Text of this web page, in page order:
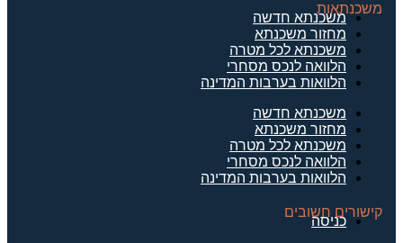
משכנתאות
משכנתא חדשה
מחזור משכנתא
משכנתא לכל מטרה
הלוואה לנכס מסחרי
הלוואות בערבות המדינה
משכנתא חדשה
מחזור משכנתא
משכנתא לכל מטרה
הלוואה לנכס מסחרי
הלוואות בערבות המדינה
קישורים חשובים
כניסה